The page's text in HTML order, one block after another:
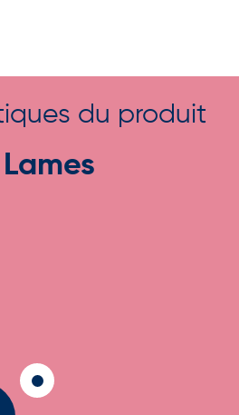
du produit